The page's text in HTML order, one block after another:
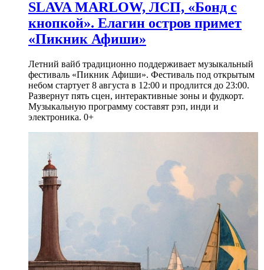
SLAVA MARLOW, ЛСП, «Бонд с
кнопкой». Елагин остров примет
«Пикник Афиши»
Летний вайб традиционно поддерживает музыкальный
фестиваль «Пикник Афиши». Фестиваль под открытым
небом стартует 8 августа в 12:00 и продлится до 23:00.
Развернут пять сцен, интерактивные зоны и фудкорт.
Музыкальную программу составят рэп, инди и
электроника. 0+